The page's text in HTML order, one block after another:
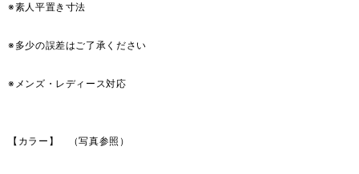
※素人平置き寸法
※多少の誤差はご了承ください
※メンズ・レディース対応
【カラー】 （写真参照）